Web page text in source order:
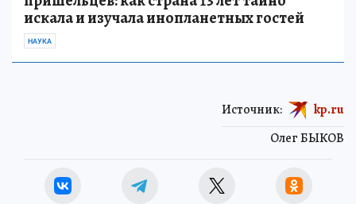
искала и изучала инопланетных гостей
НАУКА
Олег БЫКОВ
Источник: kp.ru